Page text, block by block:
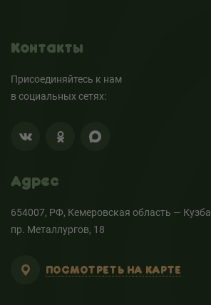
Контакты
Присоединяйтесь к нам
в социальных сетях:
Адрес
654007, РФ, Кемеровская область —
пр. Металлургов, 18
ПОСМОТРЕТЬ НА КАРТЕ